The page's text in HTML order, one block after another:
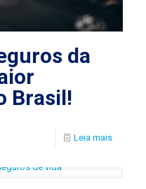
da
Brasil!
Leia mais